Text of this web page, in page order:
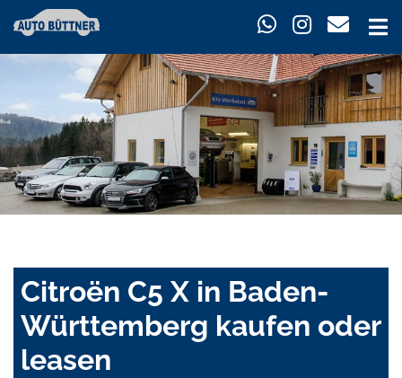
Citroën C5 X in Baden-
Württemberg kaufen oder
leasen